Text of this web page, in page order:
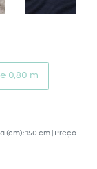
0,80 m
(cm): 150 cm | Preço